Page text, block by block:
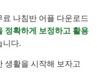
나침반 어플 다운로드
정확하게 보정하고 활용
니다.
생활을 시작해 보자고